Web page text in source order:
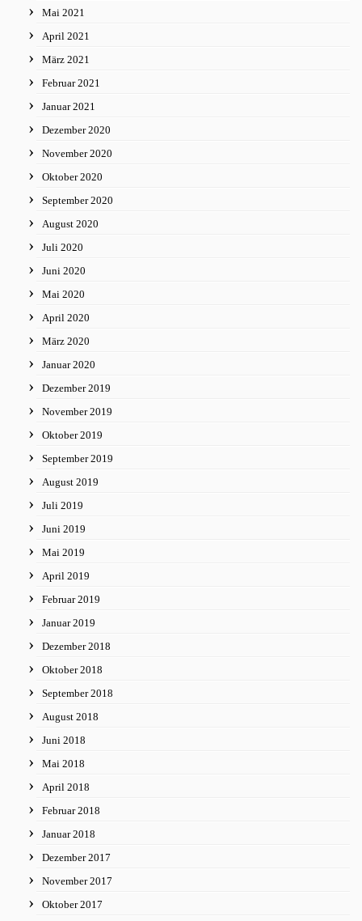
Mai 2021
April 2021
März 2021
Februar 2021
Januar 2021
Dezember 2020
November 2020
Oktober 2020
September 2020
August 2020
Juli 2020
Juni 2020
Mai 2020
April 2020
März 2020
Januar 2020
Dezember 2019
November 2019
Oktober 2019
September 2019
August 2019
Juli 2019
Juni 2019
Mai 2019
April 2019
Februar 2019
Januar 2019
Dezember 2018
Oktober 2018
September 2018
August 2018
Juni 2018
Mai 2018
April 2018
Februar 2018
Januar 2018
Dezember 2017
November 2017
Oktober 2017